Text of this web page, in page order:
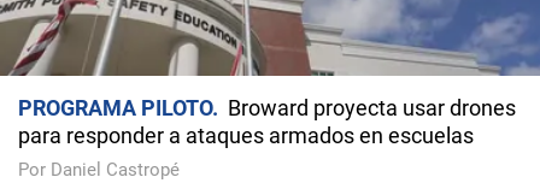
PROGRAMA PILOTO
Broward proyecta usar drones
para responder a ataques armados en escuelas
Por Daniel Castropé